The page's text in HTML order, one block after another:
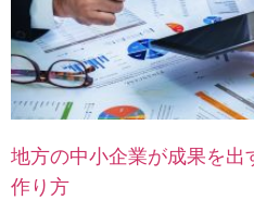
地方の中小企業が成果を
作り方